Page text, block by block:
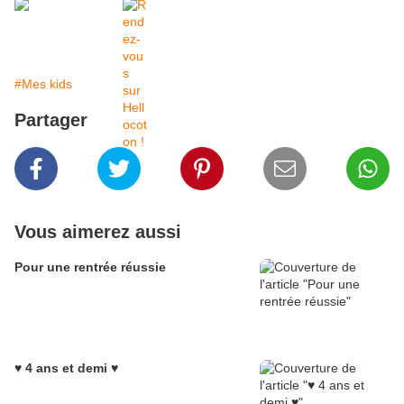
#Mes kids
Partager
Vous aimerez aussi
Pour une rentrée réussie
♥ 4 ans et demi ♥